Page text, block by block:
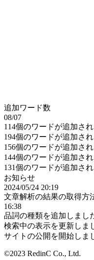
追加ワード数
08/07
114個のワードが追加され
194個のワードが追加され
156個のワードが追加され
144個のワードが追加され
131個のワードが追加され
お知らせ
2024/05/24 20:19
文章解析の結果の取得方
16:38
品詞の種類を追加しまし
検索中の表示を更新しま
サイトの公開を開始しま
©2023 RedinC Co., Ltd.